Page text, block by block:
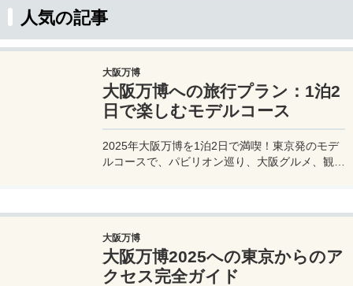
人気の記事
大阪万博
大阪万博への旅行プラン：1泊2
日で楽しむモデルコース
2025年大阪万博を1泊2日で満喫！東京発のモデ
ルコースで、パビリオン巡り、大阪グルメ、観光
大阪万博
大阪万博2025への東京からのア
クセス完全ガイド